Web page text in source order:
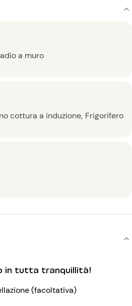
a muro
cottura a induzione Frigorifero
in tutta tranquillità!
(facoltativa)